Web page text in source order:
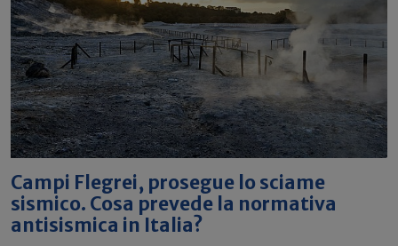
Campi Flegrei, prosegue lo sciame
sismico. Cosa prevede la normativa
antisismica in Italia?